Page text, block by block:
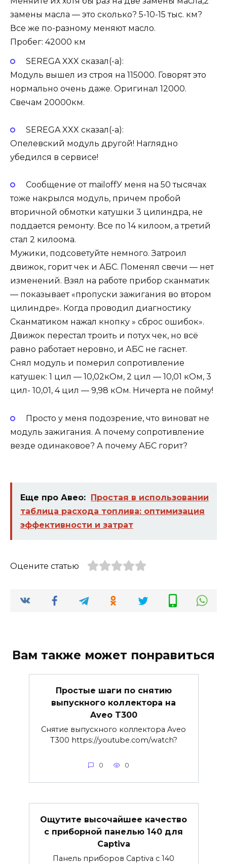
замены масла — это сколько? 5-10-15 тыс. км?
Все же по-разному меняют масло.
Пробег: 42000 км
SEREGA XXX сказал(-а):
Модуль вышел из строя на 115000. Говорят это
нормально очень даже. Оригинал 12000.
Свечам 20000км.
SEREGA XXX сказал(-а):
Опелевский модуль другой! Наглядно
убедился в сервисе!
Сообщение от mailoffУ меня на 50 тысячах
тоже накрылся модуль, причем пробой
вторичной обмотки катушки 3 цилиндра, не
поддается ремонту. Все по 14 килоом, а третий
стал 2 килоома.
Мужики, подсоветуйте немного. Затроил
движок, горит чек и АБС. Поменял свечи — нет
изменений. Взял на работе прибор сканматик
— показывает «пропуски зажигания во втором
цилиндре». Когда проводил диагностику
Сканматиком нажал кнопку » сброс ошибок».
Движок перестал троить и потух чек, но всё
равно работает неровно, и АБС не гаснет.
Снял модуль и померил сопротивление
катушек: 1 цил — 10,02кОм, 2 цил — 10,01 кОм, 3
цил- 10,01, 4 цил — 9,98 кОм. Ничерта не пойму!
Просто у меня подозрение, что виноват не
модуль зажигания. А почему сопротивление
везде одинаковое? А почему АБС горит?
Еще про Авео: Простая в использовании
таблица расхода топлива: оптимизация
эффективности и затрат
Оцените статью
Вам также может понравиться
Простые шаги по снятию
выпускного коллектора на
Aveo T300
Снятие выпускного коллектора Aveo
T300 https://youtube.com/watch?
0 0
Ощутите высочайшее качество
с приборной панелью 140 для
Captiva
Панель приборов Captiva с 140